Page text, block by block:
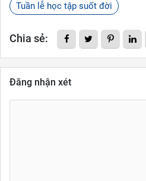
Tuần lễ học tập suốt đời
Chia sẻ:
Đăng nhận xét